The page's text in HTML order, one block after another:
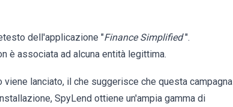
dell'applicazione "Finance Simplified ".
è associata ad alcuna entità legittima.
lanciato, il che suggerisce che questa campagna
SpyLend ottiene un'ampia gamma di